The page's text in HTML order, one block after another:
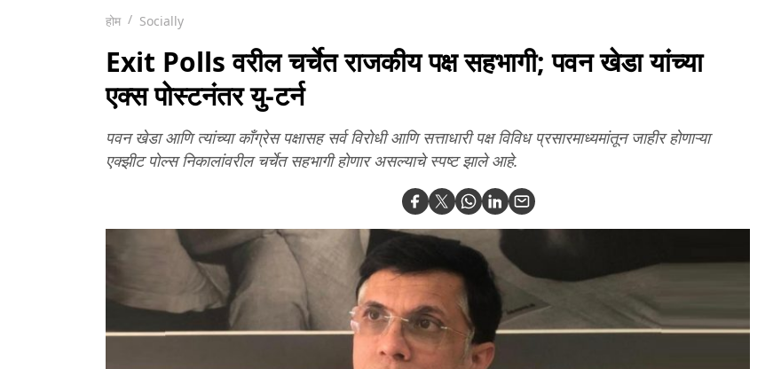
होम Socially
Exit Polls वरील चर्चेत राजकीय पक्ष सहभागी; पवन खेडा यांच्या
एक्स पोस्टनंतर यु-टर्न
पवन खेडा आणि त्यांच्या काँग्रेस पक्षासह सर्व विरोधी आणि सत्ताधारी पक्ष विविध प्रसारमाध्यमांतून जाहीर होणाऱ्या
एक्झीट पोल्स निकालांवरील चर्चेत सहभागी होणार असल्याचे स्पष्ट झाले आहे.